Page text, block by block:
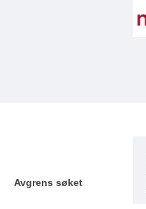
Avgrens søket